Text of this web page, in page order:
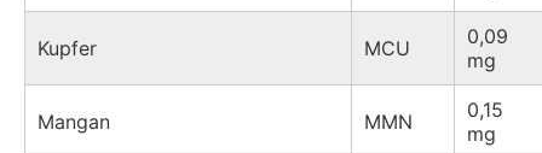
Kupfer MCU
0,09
mg
Mangan MMN
0,15
mg